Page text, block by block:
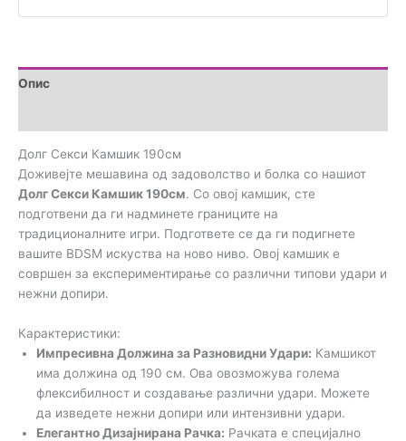
Опис
Долг Секси Камшик 190см
Доживејте мешавина од задоволство и болка со нашиот
Долг Секси Камшик 190см. Со овој камшик, сте
подготвени да ги надминете границите на
традиционалните игри. Подгответе се да ги подигнете
вашите BDSM искуства на ново ниво. Овој камшик е
совршен за експериментирање со различни типови удари и
нежни допири.
Карактеристики:
Импресивна Должина за Разновидни Удари: Камшикот
има должина од 190 см. Ова овозможува голема
флексибилност и создавање различни удари. Можете
да изведете нежни допири или интензивни удари.
Елегантно Дизајнирана Рачка: Рачката е специјално